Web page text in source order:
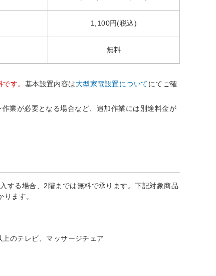
1,100円(税込)
無料
す。 基本設置内容は大型家電設置についてにてご確
業が必要となる場合など、追加作業には別途料金が
する場合、2階までは無料で承ります。下記対象商品
ます。
のテレビ、マッサージチェア